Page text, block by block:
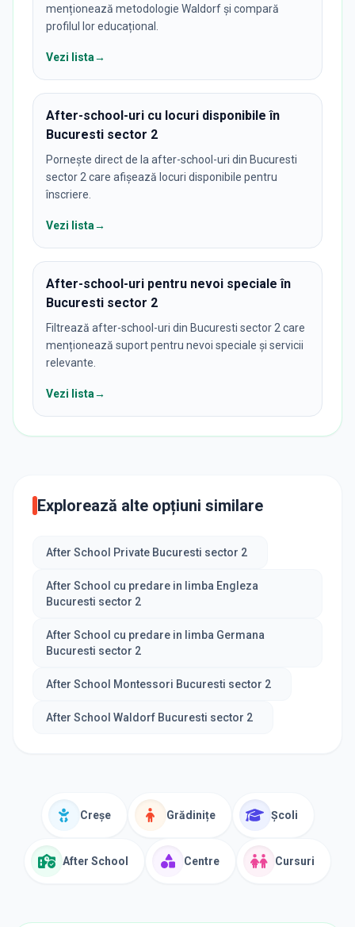
menționează metodologie Waldorf și compară
profilul lor educațional.
Vezi lista→
After-school-uri cu locuri disponibile în
Bucuresti sector 2
Pornește direct de la after-school-uri din Bucuresti
sector 2 care afișează locuri disponibile pentru
înscriere.
Vezi lista→
After-school-uri pentru nevoi speciale în
Bucuresti sector 2
Filtrează after-school-uri din Bucuresti sector 2 care
menționează suport pentru nevoi speciale și servicii
relevante.
Vezi lista→
Explorează alte opțiuni similare
After School Private Bucuresti sector 2
After School cu predare in limba Engleza
Bucuresti sector 2
After School cu predare in limba Germana
Bucuresti sector 2
After School Montessori Bucuresti sector 2
After School Waldorf Bucuresti sector 2
Creșe Grădinițe Școli
After School Centre Cursuri